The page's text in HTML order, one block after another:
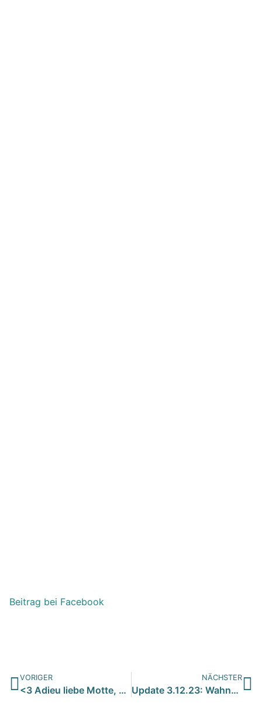
Beitrag bei Facebook
VORIGER
<3 Adieu liebe Motte, Leno und Tommy <3 <3…
NÄCHSTER
Update 3.12.23: Wahnsinn, ihr seid einfach Spitze!!! Unsere …